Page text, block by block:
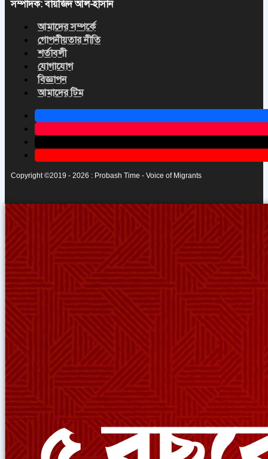
সম্পাদক: বায়জিদ আল-হাসান
আমাদের সম্পর্কে
গোপনীয়তার নীতি
শর্তাবলী
যোগাযোগ
বিজ্ঞাপন
আমাদের টিম
Copyright ©2019 - 2026 : Probash Time - Voice of Migrants